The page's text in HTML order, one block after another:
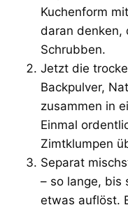
Kuchenform
daran denken,
Schrubben.
Jetzt die
Backpulver,
zusammen in
Einmal
Zimtklumpen
Separat
– so lange, bis
etwas auflöst.